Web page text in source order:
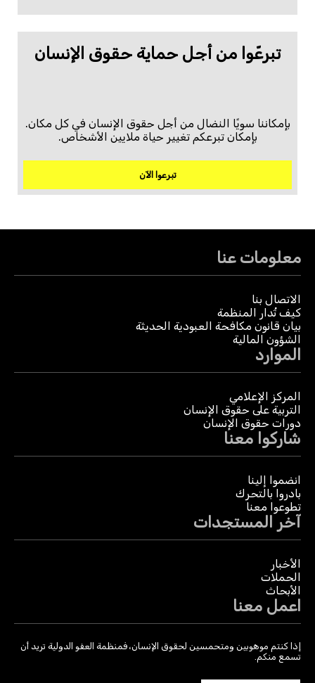
تبرعّوا من أجل حماية حقوق الإنسان
بإمكاننا سويًا النضال من أجل حقوق الإنسان في كل مكان.
بإمكان تبرعكم تغيير حياة ملايين الأشخاص.
تبرعوا الآن
معلومات عنا
الاتصال بنا
كيف تُدار المنظمة
بيان قانون مكافحة العبودية الحديثة
الشؤون المالية
الموارد
المركز الإعلامي
التربية على حقوق الإنسان
دورات حقوق الإنسان
شاركوا معنا
انضموا إلينا
بادروا بالتحرك
تطوعوا معنا
آخر المستجدات
الأخبار
الحملات
الأبحاث
اعمل معنا
إذا كنتم موهوبين ومتحمسين لحقوق الإنسان، فمنظمة العفو الدولية تريد أن
تسمع منكم.